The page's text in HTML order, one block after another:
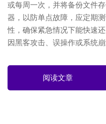
或每周一次，并将备份文件
器，以防单点故障，应定期
性，确保紧急情况下能快速
因黑客攻击、误操作或系统
阅读文章